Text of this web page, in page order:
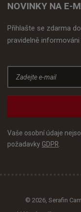
NOVINKY NA E-
Přihlašte se zdarma
pravidelně
Vaše osobní údaje
požadavky GDPR
© 2026, Serafin